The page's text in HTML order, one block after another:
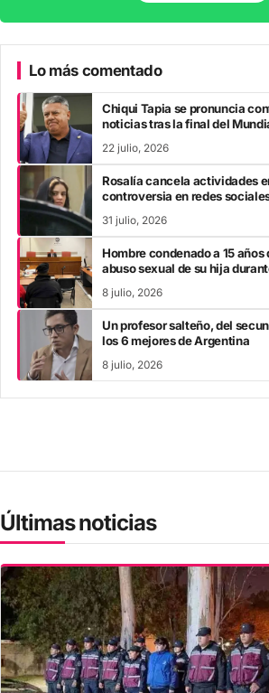
Lo más comentado
Chiqui Tapia se pronuncia
noticias tras la final del
22 julio, 2026
Rosalía cancela actividades
controversia en redes
31 julio, 2026
Hombre condenado a 15 años
abuso sexual de su hija
8 julio, 2026
Un profesor salteño, del
los 6 mejores de Argentina
8 julio, 2026
Últimas noticias